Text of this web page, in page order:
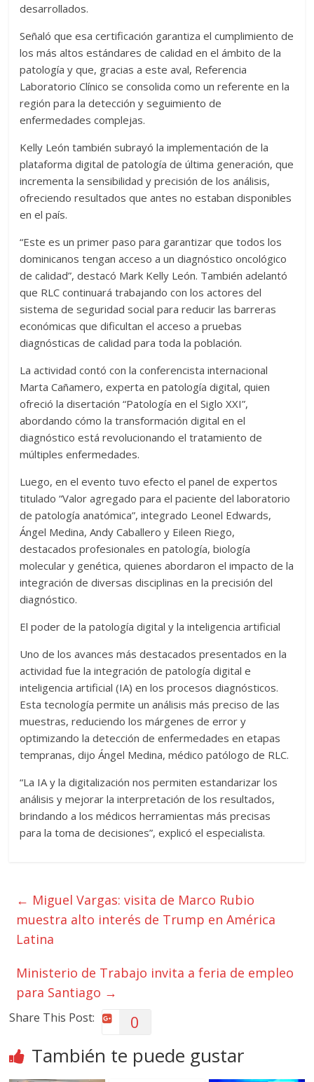
desarrollados.
Señaló que esa certificación garantiza el cumplimiento de
los más altos estándares de calidad en el ámbito de la
patología y que, gracias a este aval, Referencia
Laboratorio Clínico se consolida como un referente en la
región para la detección y seguimiento de
enfermedades complejas.
Kelly León también subrayó la implementación de la
plataforma digital de patología de última generación, que
incrementa la sensibilidad y precisión de los análisis,
ofreciendo resultados que antes no estaban disponibles
en el país.
“Este es un primer paso para garantizar que todos los
dominicanos tengan acceso a un diagnóstico oncológico
de calidad”, destacó Mark Kelly León. También adelantó
que RLC continuará trabajando con los actores del
sistema de seguridad social para reducir las barreras
económicas que dificultan el acceso a pruebas
diagnósticas de calidad para toda la población.
La actividad contó con la conferencista internacional
Marta Cañamero, experta en patología digital, quien
ofreció la disertación “Patología en el Siglo XXI”,
abordando cómo la transformación digital en el
diagnóstico está revolucionando el tratamiento de
múltiples enfermedades.
Luego, en el evento tuvo efecto el panel de expertos
titulado “Valor agregado para el paciente del laboratorio
de patología anatómica”, integrado Leonel Edwards,
Ángel Medina, Andy Caballero y Eileen Riego,
destacados profesionales en patología, biología
molecular y genética, quienes abordaron el impacto de la
integración de diversas disciplinas en la precisión del
diagnóstico.
El poder de la patología digital y la inteligencia artificial
Uno de los avances más destacados presentados en la
actividad fue la integración de patología digital e
inteligencia artificial (IA) en los procesos diagnósticos.
Esta tecnología permite un análisis más preciso de las
muestras, reduciendo los márgenes de error y
optimizando la detección de enfermedades en etapas
tempranas, dijo Ángel Medina, médico patólogo de RLC.
“La IA y la digitalización nos permiten estandarizar los
análisis y mejorar la interpretación de los resultados,
brindando a los médicos herramientas más precisas
para la toma de decisiones”, explicó el especialista.
← Miguel Vargas: visita de Marco Rubio
muestra alto interés de Trump en América
Latina
Ministerio de Trabajo invita a feria de empleo
para Santiago →
Share This Post: 0
También te puede gustar